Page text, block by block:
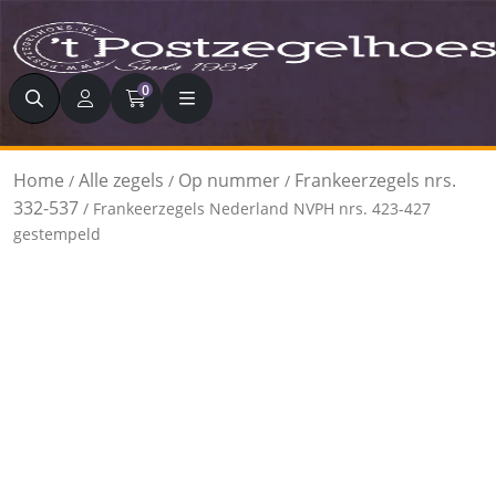
Zoeken 0
Home / Alle zegels / Op nummer / Frankeerzegels nrs.
332-537 / Frankeerzegels Nederland NVPH nrs. 423-427
gestempeld